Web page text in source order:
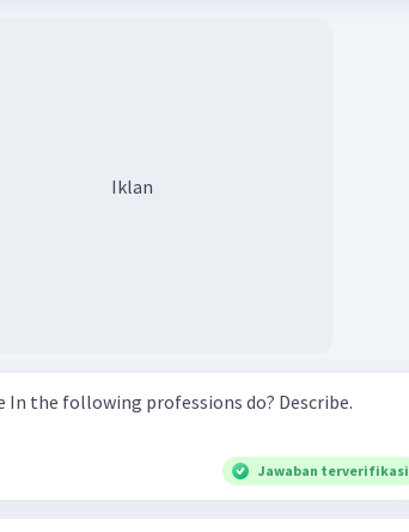
Iklan
In the following professions do? Describe.
Jawaban terverifikasi